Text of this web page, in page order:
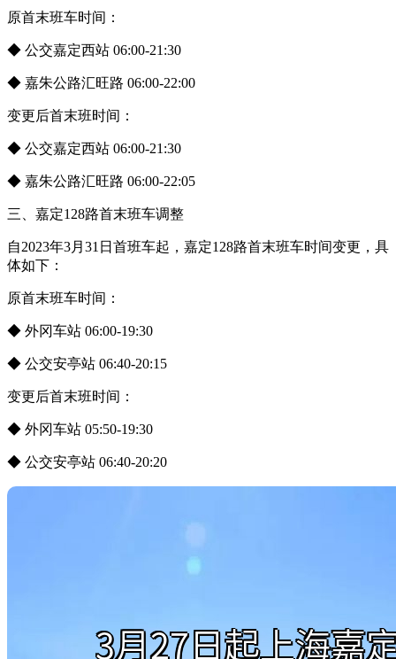
原首末班车时间：
◆ 公交嘉定西站 06:00-21:30
◆ 嘉朱公路汇旺路 06:00-22:00
变更后首末班时间：
◆ 公交嘉定西站 06:00-21:30
◆ 嘉朱公路汇旺路 06:00-22:05
三、嘉定128路首末班车调整
自2023年3月31日首班车起，嘉定128路首末班车时间变更，具
体如下：
原首末班车时间：
◆ 外冈车站 06:00-19:30
◆ 公交安亭站 06:40-20:15
变更后首末班时间：
◆ 外冈车站 05:50-19:30
◆ 公交安亭站 06:40-20:20